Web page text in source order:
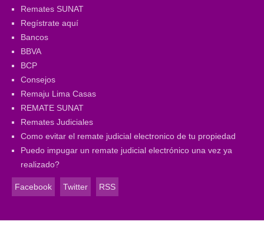
Remates SUNAT
Regístrate aquí
Bancos
BBVA
BCP
Consejos
Remaju Lima Casas
REMATE SUNAT
Remates Judiciales
Como evitar el remate judicial electronico de tu propiedad
Puedo impugar un remate judicial electrónico una vez ya
realizado?
Facebook Twitter RSS